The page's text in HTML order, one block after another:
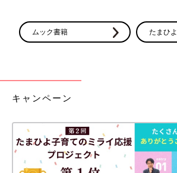
ムック書籍 たまひ
キャンペーン